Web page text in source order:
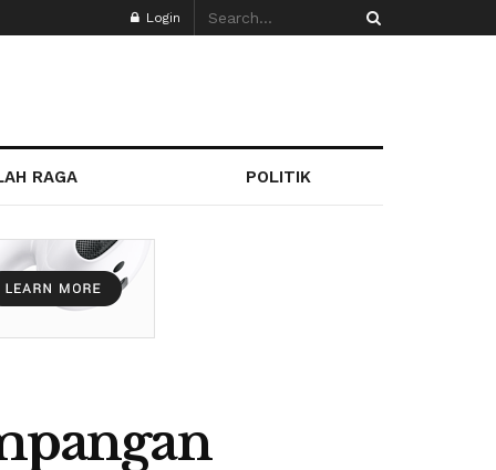
Login
RAGA POLITIK